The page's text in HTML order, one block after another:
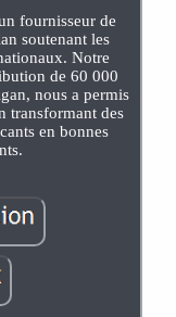
fournisseur de
soutenant les
Notre
de 60 000
nous a permis
transformant des
en bonnes